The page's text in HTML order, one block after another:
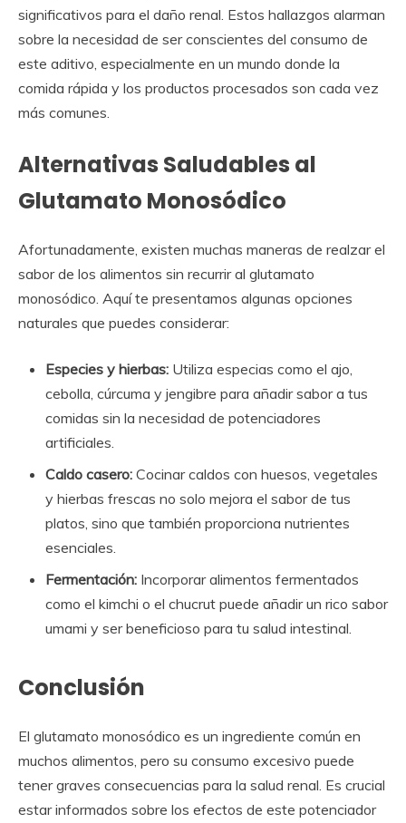
significativos para el daño renal. Estos hallazgos alarman
sobre la necesidad de ser conscientes del consumo de
este aditivo, especialmente en un mundo donde la
comida rápida y los productos procesados son cada vez
más comunes.
Alternativas Saludables al
Glutamato Monosódico
Afortunadamente, existen muchas maneras de realzar el
sabor de los alimentos sin recurrir al glutamato
monosódico. Aquí te presentamos algunas opciones
naturales que puedes considerar:
Especies y hierbas: Utiliza especias como el ajo,
cebolla, cúrcuma y jengibre para añadir sabor a tus
comidas sin la necesidad de potenciadores
artificiales.
Caldo casero: Cocinar caldos con huesos, vegetales
y hierbas frescas no solo mejora el sabor de tus
platos, sino que también proporciona nutrientes
esenciales.
Fermentación: Incorporar alimentos fermentados
como el kimchi o el chucrut puede añadir un rico sabor
umami y ser beneficioso para tu salud intestinal.
Conclusión
El glutamato monosódico es un ingrediente común en
muchos alimentos, pero su consumo excesivo puede
tener graves consecuencias para la salud renal. Es crucial
estar informados sobre los efectos de este potenciador